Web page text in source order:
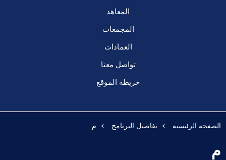
المعاهد
المجمعات
العمادات
تواصل معنا
خريطة الموقع
الصفحه الرئيسيه تفاصيل البرنامج م
م